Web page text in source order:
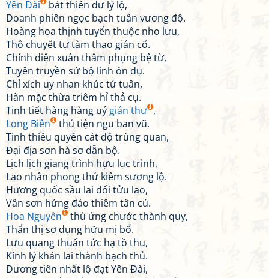
Yên Đài
bát thiên dư lý lộ,
Doanh phiên ngọc bạch tuân vương độ.
Hoàng hoa thịnh tuyển thuộc nho lưu,
Thô chuyết tự tàm thao giản cố.
Chính điện xuân thâm phụng bệ từ,
Tuyên truyền sứ bộ linh ôn dụ.
Chỉ xích uy nhan khúc tứ tuân,
Hàn mặc thừa triêm hỉ thả cụ.
Tinh tiết hàng hàng uý giản thư ,
Long Biên
thủ tiện ngu ban vũ.
Tinh thiều quyên cát độ trùng quan,
Đại địa sơn hà sơ dẫn bộ.
Lịch lịch giang trình hựu lục trình,
Lao nhân phong thử kiêm sương lộ.
Hương quốc sầu lai đối tửu lao,
Vân sơn hứng đáo thiêm tân cú.
Hoa Nguyên
thù ứng chước thành quy,
Thẩn thị sơ dung hữu mị bổ.
Lưu quang thuấn tức hạ tồ thu,
Kính lý khán lai thành bạch thủ.
Dương tiên nhất lộ đạt Yên Đài,